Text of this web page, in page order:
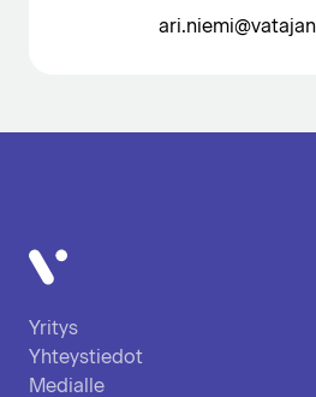
Vatajankoski
Yritys
Yhteystiedot
Medialle